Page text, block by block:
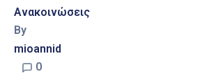
Υπηρεσίες
Του
Δήμου
Ανακοινώσεις
By
mioannid
0